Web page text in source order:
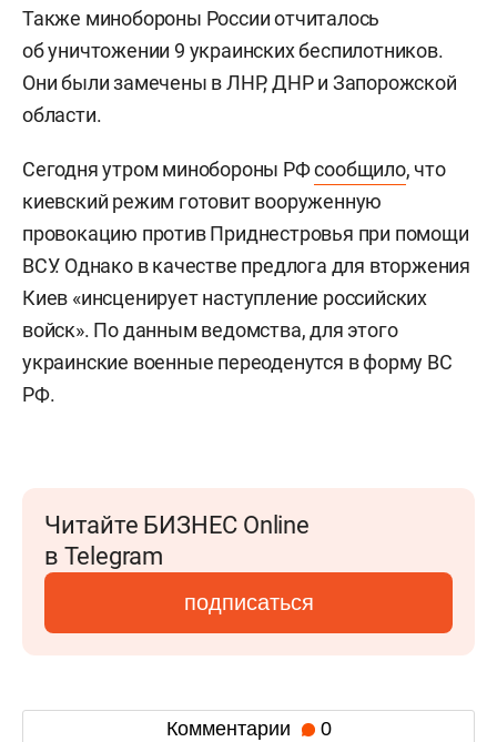
Также минобороны России отчиталось
об уничтожении 9 украинских беспилотников.
Они были замечены в ЛНР, ДНР и Запорожской
области.
Сегодня утром минобороны РФсообщило, что
киевский режим готовит вооруженную
провокацию против Приднестровья при помощи
ВСУ. Однако в качестве предлога для вторжения
Киев «инсценирует наступление российских
войск». По данным ведомства, для этого
украинские военные переоденутся в форму ВС
РФ.
Читайте БИЗНЕС Online
в Telegram
подписаться
Комментарии 0